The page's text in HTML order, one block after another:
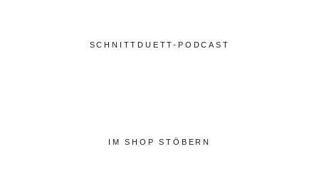
SCHNITTDUETT-PODCAST
IM SHOP STÖBERN